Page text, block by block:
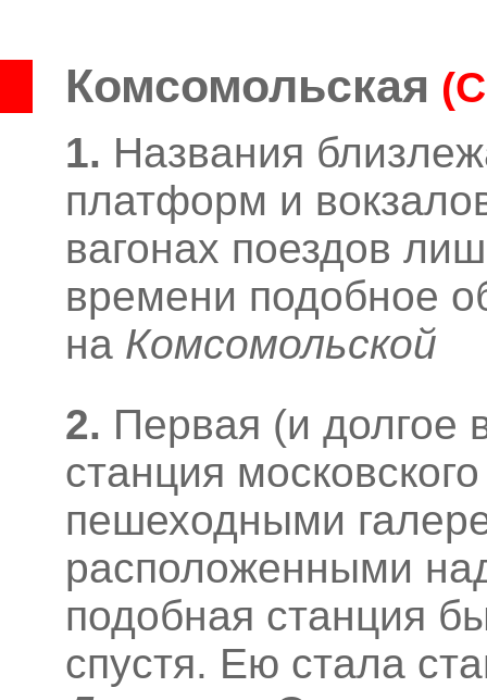
Комсомольская
1. Названия
платформ и
вагонах поездов
времени подобное
на Комсомольской
2. Первая (и долгое
станция
пешеходными
расположенными
подобная станция
спустя. Ею стала